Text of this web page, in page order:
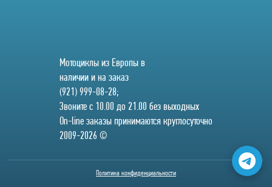
Мотоциклы из Европы в
наличии и на заказ
(921) 999-08-28;
Звоните с 10.00 до 21.00 без выходных
On-line заказы принимаются круглосуточно
2009-2026 ©
Политика конфиденциальности